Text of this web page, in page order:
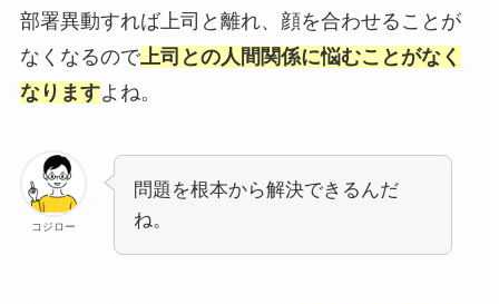
部署異動すれば上司と離れ、顔を合わせることが
なくなるので上司との人間関係に悩むことがなく
なりますよね。
コジロー
問題を根本から解決できるんだ
ね。